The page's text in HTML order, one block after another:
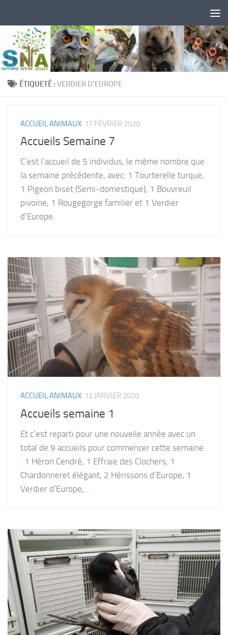
ÉTIQUETÉ : VERDIER D’EUROPE
ACCUEIL ANIMAUX 17 FÉVRIER 2020
Accueils Semaine 7
C’est l’accueil de 5 individus, le même nombre que
la semaine précédente, avec: 1 Tourterelle turque,
1 Pigeon biset (Semi-domestique), 1 Bouvreuil
pivoine, 1 Rougegorge familier et 1 Verdier
d’Europe.
ACCUEIL ANIMAUX 12 JANVIER 2020
Accueils semaine 1
Et c’est reparti pour une nouvelle année avec un
total de 9 accueils pour commencer cette semaine
: 1 Héron Cendré, 1 Effraie des Clochers, 1
Chardonneret élégant, 2 Hérissons d’Europe, 1
Verdier d’Europe,...